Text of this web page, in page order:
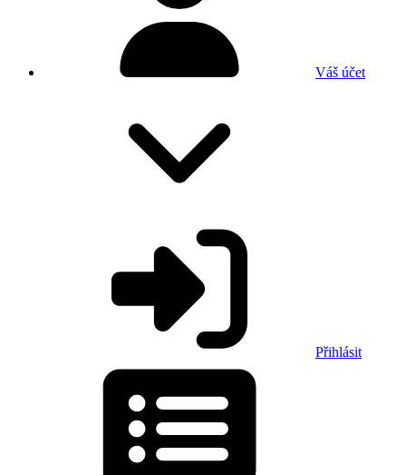
Váš účet
Přihlásit